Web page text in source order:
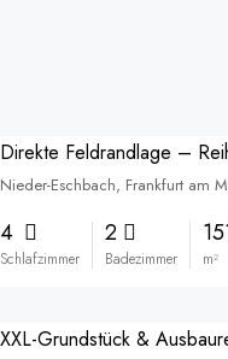
Nieder-Eschbach, Frankfurt am
4
Schlafzimmer
2
Badezimmer m²